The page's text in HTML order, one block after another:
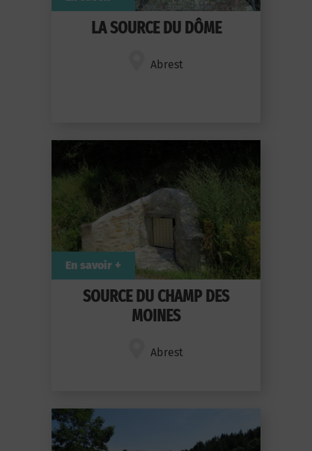
LA SOURCE DU DÔME
Abrest
SOURCE DU CHAMP DES
MOINES
Abrest
En savoir +